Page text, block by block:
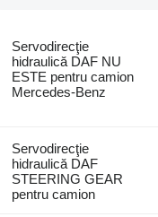
Servodirecţie
hidraulică DAF NU
ESTE pentru camion
Mercedes-Benz
Servodirecţie
hidraulică DAF
STEERING GEAR
pentru camion